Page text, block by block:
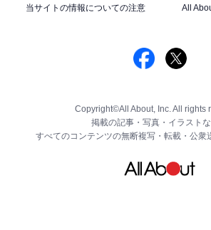
当サイトの情報についての注意
All
Copyright©All About, Inc. All rights
掲載の記事・写真・イラストな
すべてのコンテンツの無断複写・転載・公衆